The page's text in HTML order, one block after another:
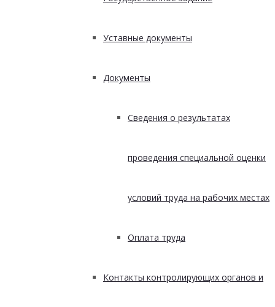
Уставные документы
Документы
Сведения о результатах
проведения специальной оценки
условий труда на рабочих местах
Оплата труда
Контакты контролирующих органов и